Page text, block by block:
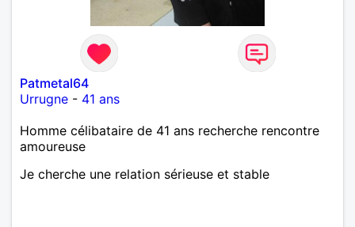
Patmetal64
Urrugne - 41 ans
Homme célibataire de 41 ans recherche rencontre
amoureuse
Je cherche une relation sérieuse et stable